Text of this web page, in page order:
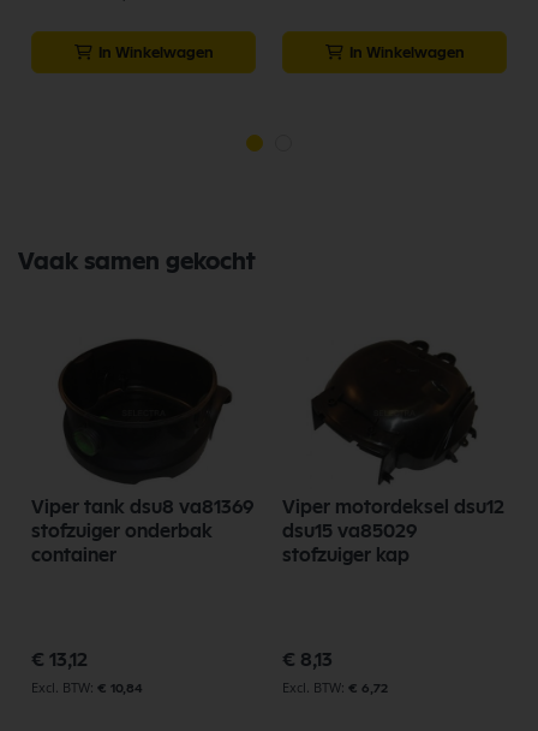
In Winkelwagen In Winkelwagen
Vaak samen gekocht
Viper tank dsu8 va81369
stofzuiger onderbak
container
€ 13,12
€ 10,84
Viper motordeksel dsu12
dsu15 va85029
stofzuiger kap
€ 8,13
€ 6,72